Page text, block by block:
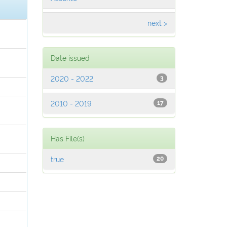
next >
Date issued
3
2020 - 2022
17
2010 - 2019
Has File(s)
20
true